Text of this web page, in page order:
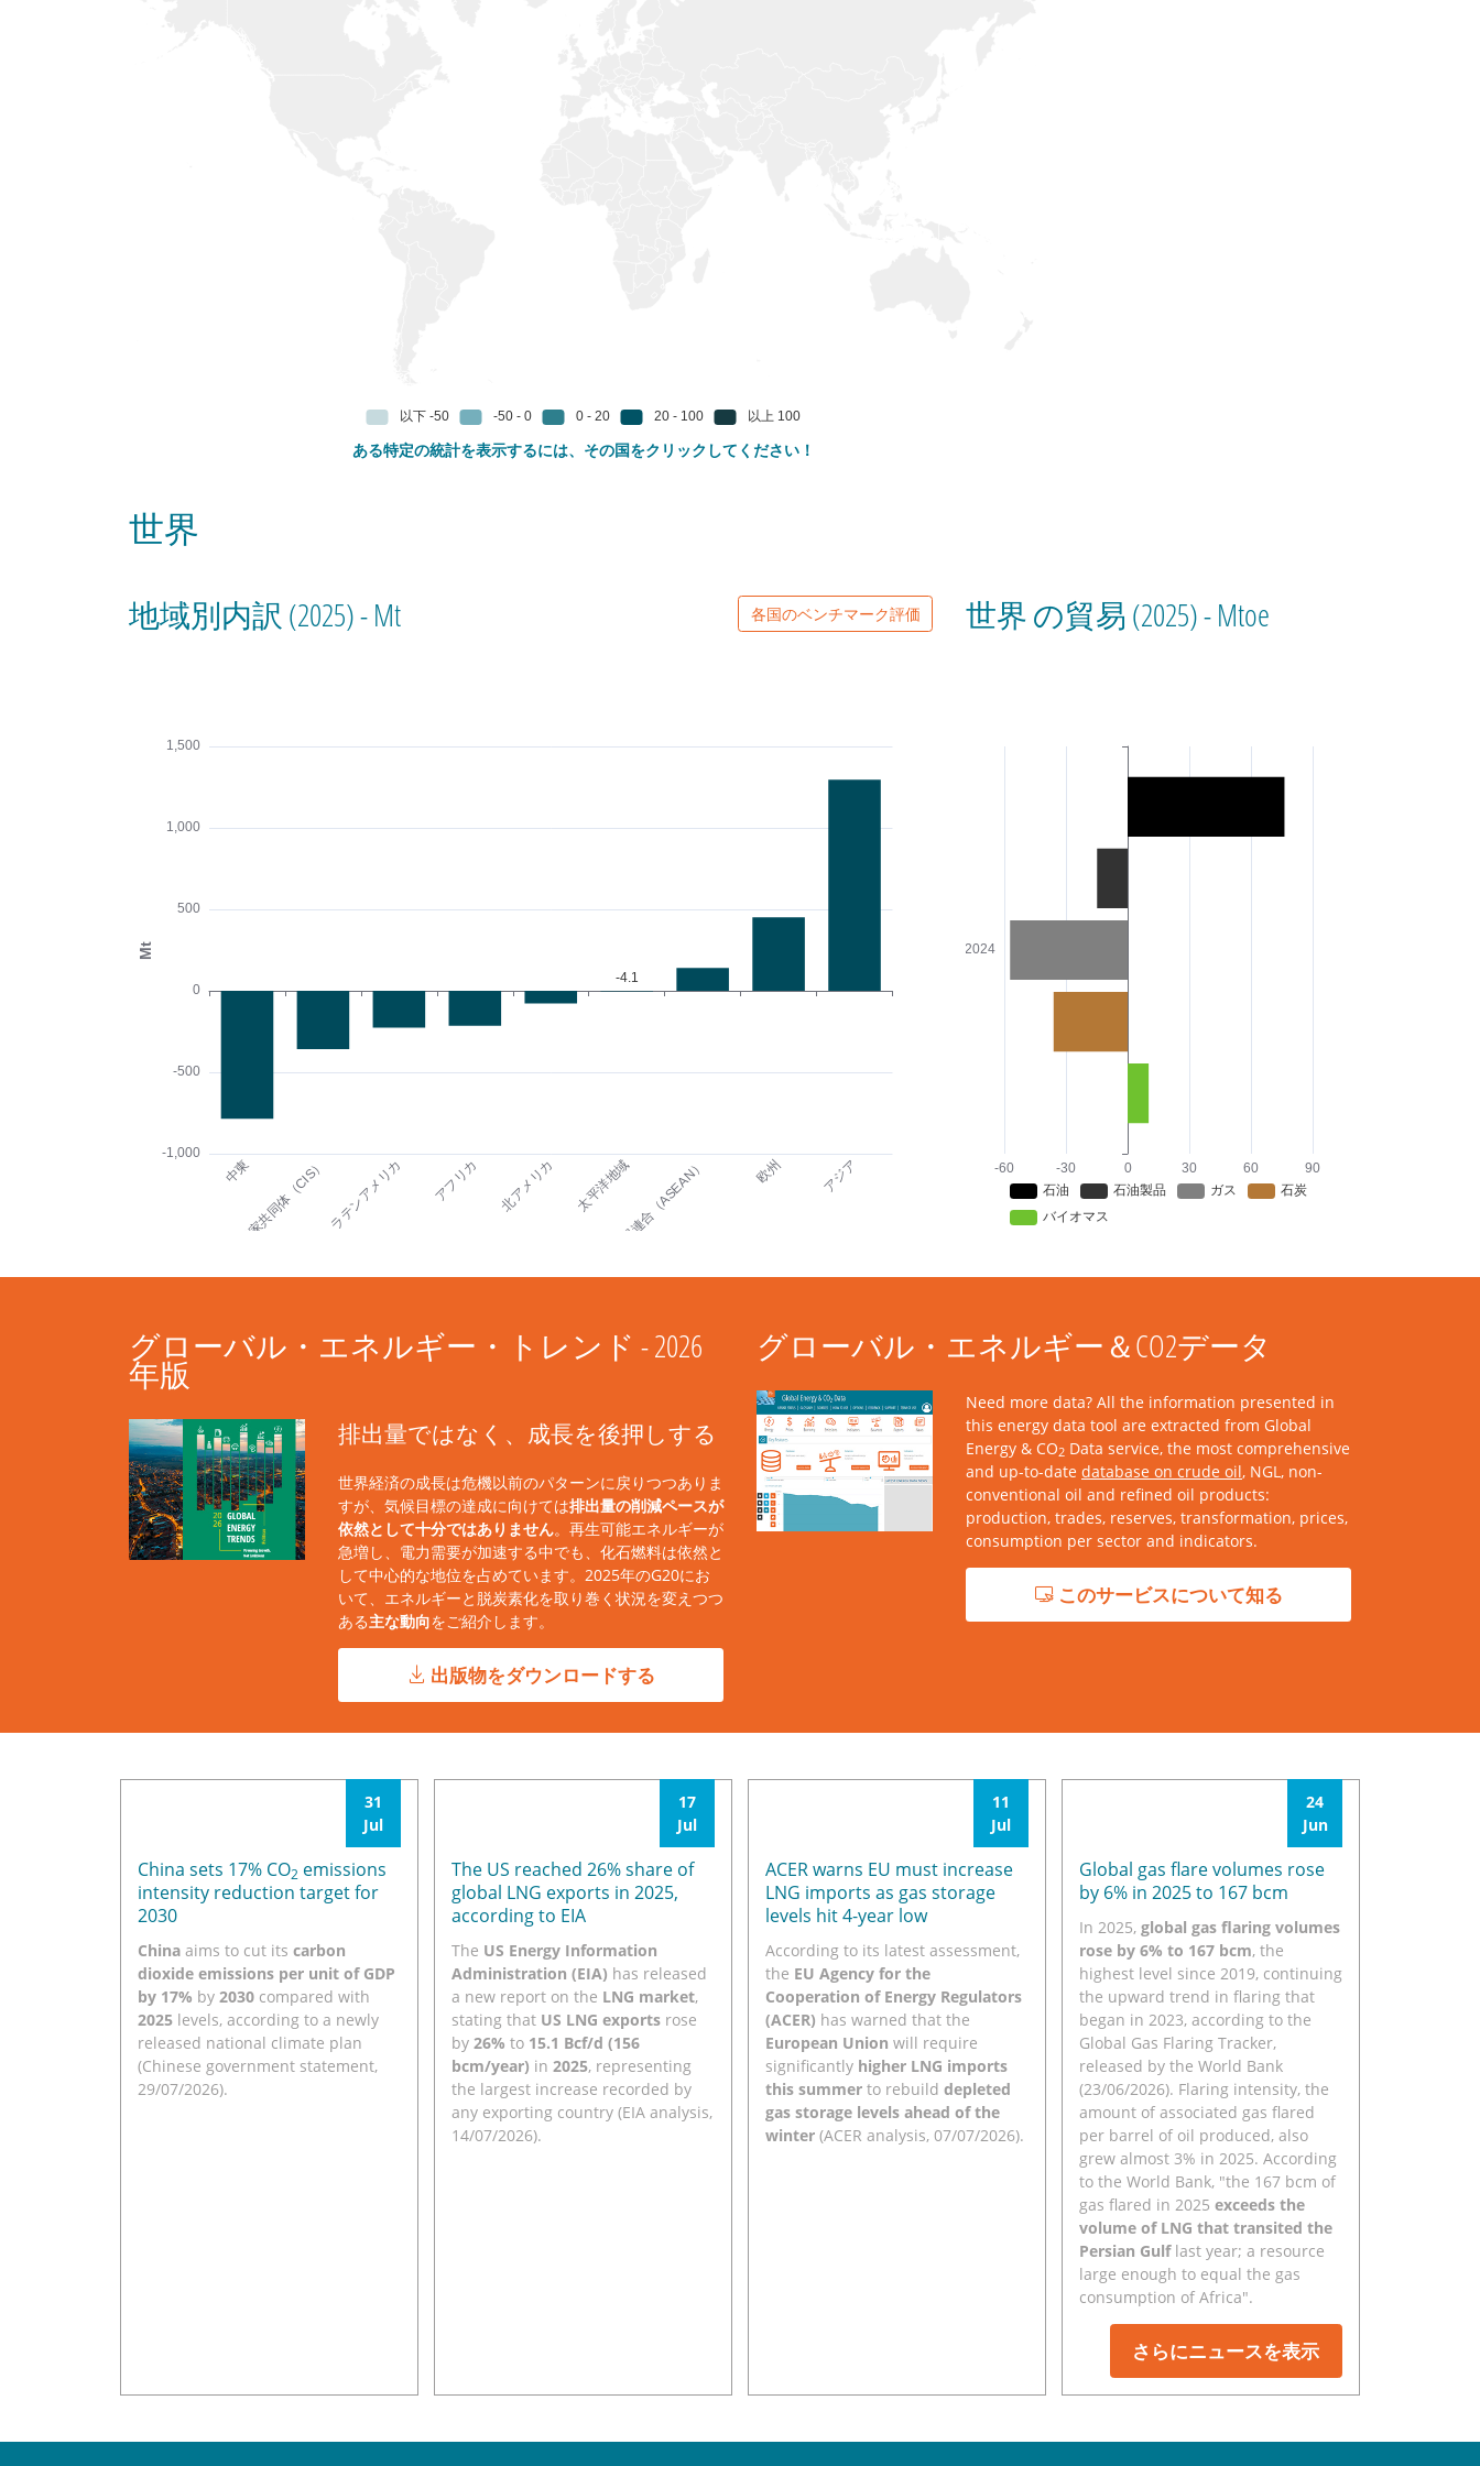
ある特定の統計を表示するには、その国をクリックしてください！
世界
地域別内訳 (2025) - Mt 各国のベンチマーク評価 世界 の貿易 (2025) - Mtoe
グローバル・エネルギー・トレンド - 2026
年版
排出量ではなく、成長を後押しする
世界経済の成長は危機以前のパターンに戻りつつありま
すが、気候目標の達成に向けては排出量の削減ペースが
依然として十分ではありません。再生可能エネルギーが
急増し、電力需要が加速する中でも、化石燃料は依然と
して中心的な地位を占めています。2025年のG20にお
いて、エネルギーと脱炭素化を取り巻く状況を変えつつ
ある主な動向をご紹介します。
出版物をダウンロードする
グローバル・エネルギー＆CO2データ
Need more data? All the information presented in
this energy data tool are extracted from Global
Energy & CO2 Data service, the most comprehensive
and up-to-date database on crude oil, NGL, non-
conventional oil and refined oil products:
production, trades, reserves, transformation, prices,
consumption per sector and indicators.
このサービスについて知る
31
Jul
China sets 17% CO2 emissions
intensity reduction target for
2030
China aims to cut its carbon
dioxide emissions per unit of GDP
by 17% by 2030 compared with
2025 levels, according to a newly
released national climate plan
(Chinese government statement,
29/07/2026).
17
Jul
The US reached 26% share of
global LNG exports in 2025,
according to EIA
The US Energy Information
Administration (EIA) has released
a new report on the LNG market,
stating that US LNG exports rose
by 26% to 15.1 Bcf/d (156
bcm/year) in 2025, representing
the largest increase recorded by
any exporting country (EIA analysis,
14/07/2026).
11
Jul
ACER warns EU must increase
LNG imports as gas storage
levels hit 4-year low
According to its latest assessment,
the EU Agency for the
Cooperation of Energy Regulators
(ACER) has warned that the
European Union will require
significantly higher LNG imports
this summer to rebuild depleted
gas storage levels ahead of the
winter (ACER analysis, 07/07/2026).
24
Jun
Global gas flare volumes rose
by 6% in 2025 to 167 bcm
In 2025, global gas flaring volumes
rose by 6% to 167 bcm, the
highest level since 2019, continuing
the upward trend in flaring that
began in 2023, according to the
Global Gas Flaring Tracker,
released by the World Bank
(23/06/2026). Flaring intensity, the
amount of associated gas flared
per barrel of oil produced, also
grew almost 3% in 2025. According
to the World Bank, "the 167 bcm of
gas flared in 2025 exceeds the
volume of LNG that transited the
Persian Gulflast year; a resource
large enough to equal the gas
consumption of Africa".
さらにニュースを表示